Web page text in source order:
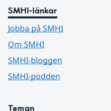
SMHI-länkar
Jobba på SMHI
Om SMHI
SMHI-bloggen
SMHI-podden
Teman